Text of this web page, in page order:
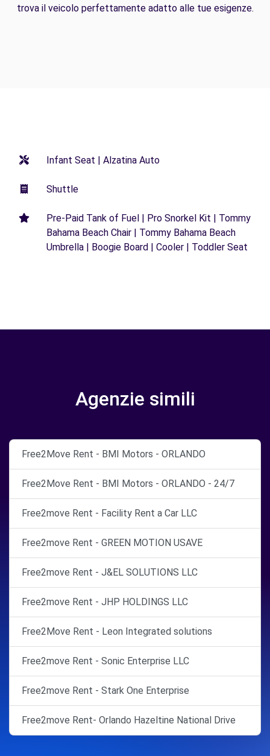
trova il veicolo perfettamente adatto alle tue esigenze.
Infant Seat | Alzatina Auto
Shuttle
Pre-Paid Tank of Fuel | Pro Snorkel Kit | Tommy
Bahama Beach Chair | Tommy Bahama Beach
Umbrella | Boogie Board | Cooler | Toddler Seat
Agenzie simili
Free2Move Rent - BMI Motors - ORLANDO
Free2Move Rent - BMI Motors - ORLANDO - 24/7
Free2move Rent - Facility Rent a Car LLC
Free2move Rent - GREEN MOTION USAVE
Free2move Rent - J&EL SOLUTIONS LLC
Free2move Rent - JHP HOLDINGS LLC
Free2Move Rent - Leon Integrated solutions
Free2move Rent - Sonic Enterprise LLC
Free2move Rent - Stark One Enterprise
Free2move Rent- Orlando Hazeltine National Drive